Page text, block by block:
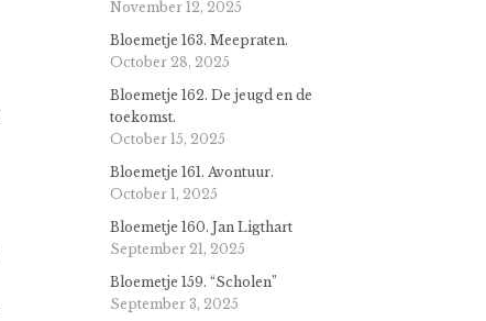
November 12, 2025
Bloemetje 163. Meepraten.
October 28, 2025
Bloemetje 162. De jeugd en de
toekomst.
October 15, 2025
Bloemetje 161. Avontuur.
October 1, 2025
Bloemetje 160. Jan Ligthart
September 21, 2025
Bloemetje 159. “Scholen”
September 3, 2025